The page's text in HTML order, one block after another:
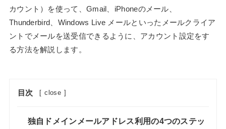
カウント）を使って、Gmail、iPhoneのメール、
Thunderbird、Windows Live メールといったメールクライア
ントでメールを送受信できるように、アカウント設定をす
る方法を解説します。
目次 [ close ]
独自ドメインメールアドレス利用の4つのステッ